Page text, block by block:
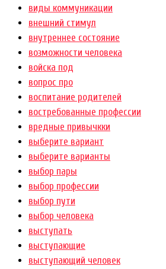
виды коммуникации
внешний стимул
внутреннее состояние
возможности человека
войска под
вопрос про
воспитание родителей
востребованные профессии
вредные привычкки
выберите вариант
выберите варианты
выбор пары
выбор профессии
выбор пути
выбор человека
выступать
выступающие
выступающий человек